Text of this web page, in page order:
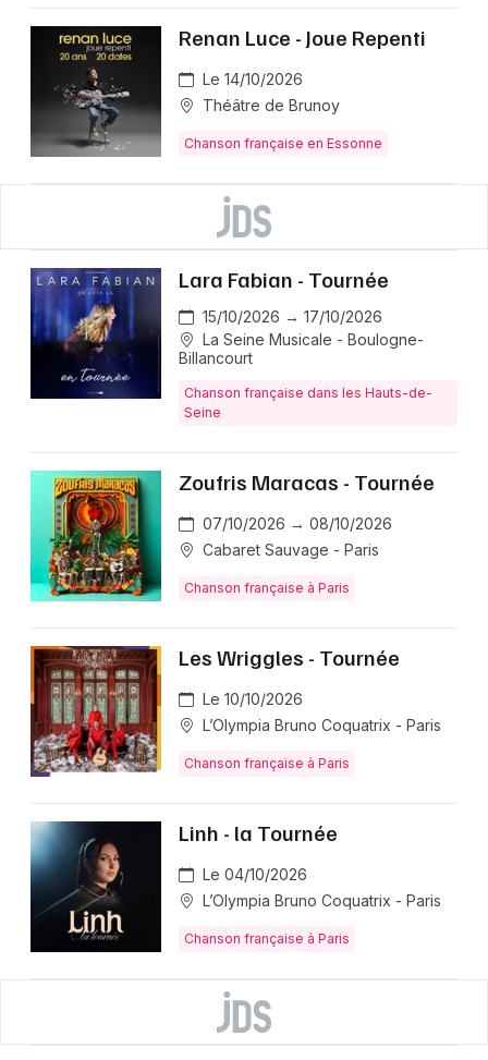
Renan Luce - Joue Repenti
Le 14/10/2026
Théâtre de Brunoy
Chanson française en Essonne
Lara Fabian - Tournée
15/10/2026 → 17/10/2026
La Seine Musicale - Boulogne-
Billancourt
Chanson française dans les Hauts-de-
Seine
Zoufris Maracas - Tournée
07/10/2026 → 08/10/2026
Cabaret Sauvage - Paris
Chanson française à Paris
Les Wriggles - Tournée
Le 10/10/2026
L’Olympia Bruno Coquatrix - Paris
Chanson française à Paris
Linh - la Tournée
Le 04/10/2026
L’Olympia Bruno Coquatrix - Paris
Chanson française à Paris